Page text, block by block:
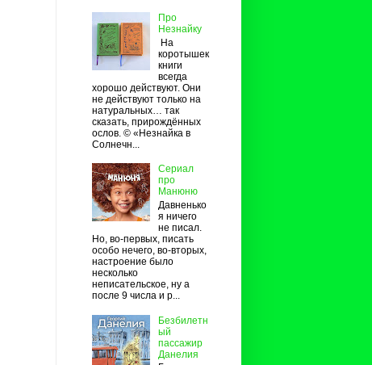
Про
Незнайку
На
коротышек
книги
всегда
хорошо действуют. Они
не действуют только на
натуральных… так
сказать, прирождённых
ослов. © «Незнайка в
Солнечн...
Сериал
про
Манюню
Давненько
я ничего
не писал.
Но, во-первых, писать
особо нечего, во-вторых,
настроение было
несколько
неписательское, ну а
после 9 числа и р...
Безбилетн
ый
пассажир
Данелия